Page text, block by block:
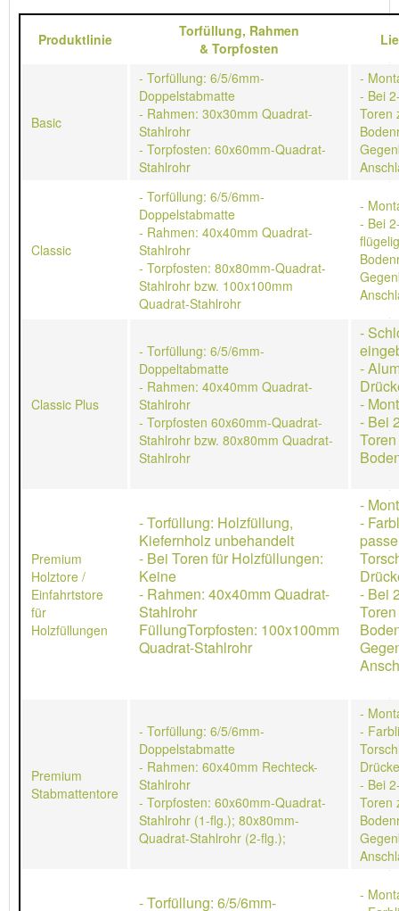
Produktlinie Torfüllung, Rahmen
& Torpfosten
Basic
- Torfüllung: 6/5/6mm-
Doppelstabmatte
- Rahmen: 30x30mm Quadrat-
Stahlrohr
- Torpfosten: 60x60mm-Quadrat-
Stahlrohr
-
- Bei
Toren
Classic
- Torfüllung: 6/5/6mm-
Doppelstabmatte
- Rahmen: 40x40mm Quadrat-
Stahlrohr
- Torpfosten: 80x80mm-Quadrat-
Stahlrohr bzw. 100x100mm
Quadrat-Stahlrohr
-
- Bei
Classic Plus
- Torfüllung: 6/5/6mm-
Doppeltabmatte
- Rahmen: 40x40mm Quadrat-
Stahlrohr
- Torpfosten 60x60mm-Quadrat-
Stahlrohr bzw. 80x80mm Quadrat-
Stahlrohr
-
-
-
- Bei
Premium
Holztore /
Einfahrtstore
für
Holzfüllungen
- Torfüllung: Holzfüllung,
Kiefernholz unbehandelt
- Bei Toren für Holzfüllungen:
Keine
- Rahmen: 40x40mm Quadrat-
Stahlrohr
FüllungTorpfosten: 100x100mm
Quadrat-Stahlrohr
-
-
- Bei
Premium
Stabmattentore
- Torfüllung: 6/5/6mm-
Doppelstabmatte
- Rahmen: 60x40mm Rechteck-
Stahlrohr
- Torpfosten: 60x60mm-Quadrat-
Stahlrohr (1-flg.); 80x80mm-
Quadrat-Stahlrohr (2-flg.);
-
-
- Bei
Toren
- Torfüllung: 6/5/6mm-
-